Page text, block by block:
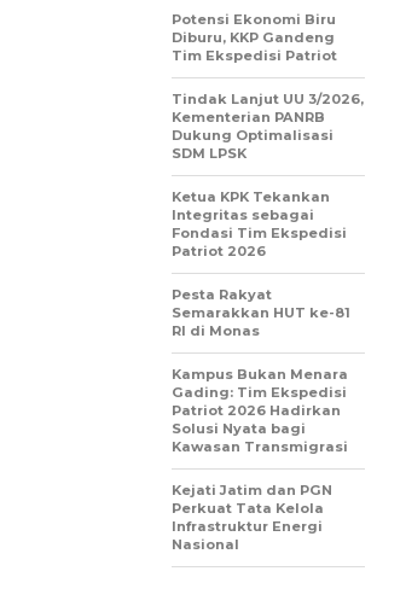
Potensi Ekonomi Biru
Diburu, KKP Gandeng
Tim Ekspedisi Patriot
Tindak Lanjut UU 3/2026,
Kementerian PANRB
Dukung Optimalisasi
SDM LPSK
Ketua KPK Tekankan
Integritas sebagai
Fondasi Tim Ekspedisi
Patriot 2026
Pesta Rakyat
Semarakkan HUT ke-81
RI di Monas
Kampus Bukan Menara
Gading: Tim Ekspedisi
Patriot 2026 Hadirkan
Solusi Nyata bagi
Kawasan Transmigrasi
Kejati Jatim dan PGN
Perkuat Tata Kelola
Infrastruktur Energi
Nasional